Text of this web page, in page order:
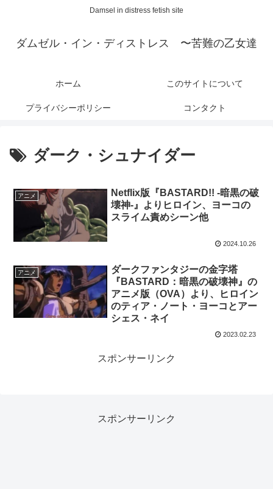
Damsel in distress fetish site
ダムゼル・イン・ディストレス 〜苦難の乙女達
ホーム このサイトについて
プライバシーポリシー コンタクト
ダーク・シュナイダー
アニメ
Netflix版『BASTARD!! -暗黒の破
壊神-』よりヒロイン、ヨーコの
スライム責めシーン他
2024.10.26
アニメ
ダークファンタジーの金字塔
『BASTARD：暗黒の破壊神』の
アニメ版（OVA）より、ヒロイン
のティア・ノート・ヨーコとアー
シェス・ネイ
2023.02.23
スポンサーリンク
スポンサーリンク